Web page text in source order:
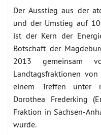
Der Ausstieg aus der
und der Umstieg auf
ist der Kern der
Botschaft der
2013 gemeinsam
Landtagsfraktionen
einem Treffen unter
Dorothea Frederking
Fraktion in Sachsen-
wurde.